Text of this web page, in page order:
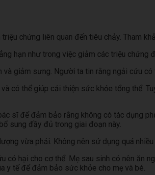
chứng liên quan đến tiêu chảy. Tham
hạn như trong việc giảm các triệu chứng
giảm sưng. Người ta tin rằng ngải cứu
có thể giúp cải thiện sức khỏe tổng thể.
sĩ để đảm bảo rằng không có tác dụng
sung đầy đủ trong giai đoạn này.
vừa phải. Không nên sử dụng quá
có hại cho cơ thể. Mẹ sau sinh có nên ăn
y tế để đảm bảo sức khỏe cho mẹ và bé.